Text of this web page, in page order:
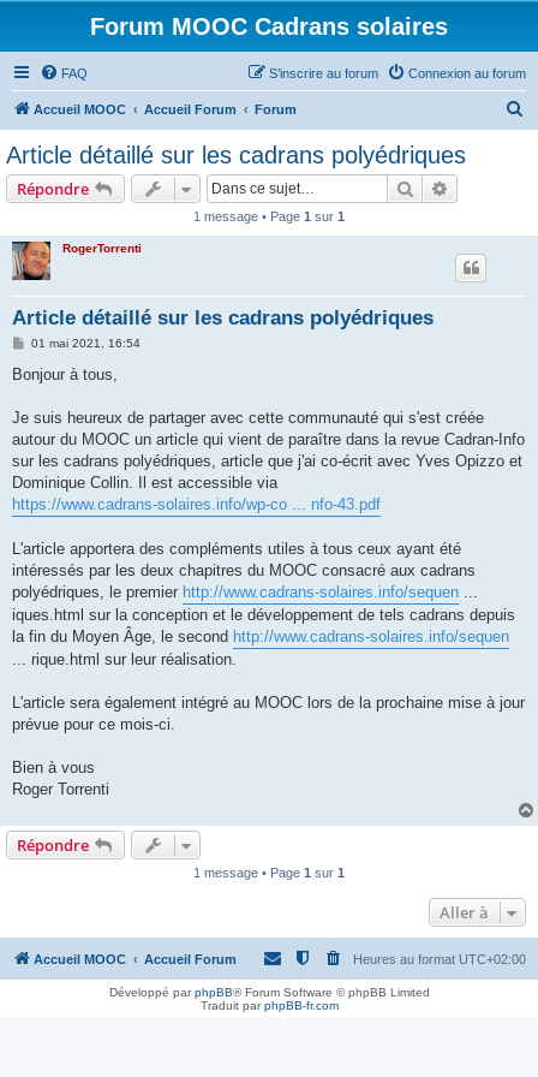
Forum MOOC Cadrans solaires
FAQ Connexion au forum
S’inscrire au forum
Accueil MOOC Accueil Forum Forum
Article détaillé sur les cadrans polyédriques
Répondre Rechercher
1 message • Page 1 sur 1
RogerTorrenti
Article détaillé sur les cadrans polyédriques
M
s
g
01 mai 2021, 16:54
Bonjour à tous,
Je suis heureux de partager avec cette communauté qui s'est créée
autour du MOOC un article qui vient de paraître dans la revue Cadran-Info
sur les cadrans polyédriques, article que j'ai co-écrit avec Yves Opizzo et
Dominique Collin. Il est accessible via
https://www.cadrans-solaires.info/wp-co ... nfo-43.pdf
L'article apportera des compléments utiles à tous ceux ayant été
intéressés par les deux chapitres du MOOC consacré aux cadrans
polyédriques, le premier http://www.cadrans-solaires.info/sequen ...
iques.html sur la conception et le développement de tels cadrans depuis
la fin du Moyen Âge, le second http://www.cadrans-solaires.info/sequen
... rique.html sur leur réalisation.
L'article sera également intégré au MOOC lors de la prochaine mise à jour
prévue pour ce mois-ci.
Bien à vous
Roger Torrenti
Répondre
1 message • Page 1 sur 1
Aller à
Accueil MOOC Accueil Forum Heures au format UTC+02:00
Développé parphpBB® Forum Software © phpBB Limited
Traduit parphpBB-fr.com